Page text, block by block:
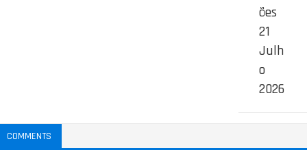
ões
21
Julh
o
2026
COMMENTS